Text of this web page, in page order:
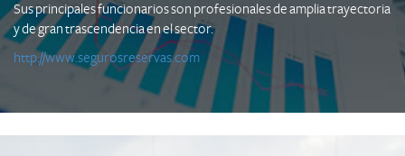
Sus principales funcionarios son profesionales de amplia trayectoria
y de gran trascendencia en el sector.
http://www.segurosreservas.com